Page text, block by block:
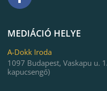
MEDIÁCIÓ HELYE
A-Dokk Iroda
1097 Budapest, Vaskapu u.
kapucsengő)